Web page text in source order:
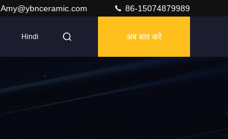
Amy@ybnceramic.com 86-15074879989
Hindi अब बात करें